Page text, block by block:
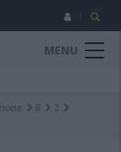
MENU
B
2